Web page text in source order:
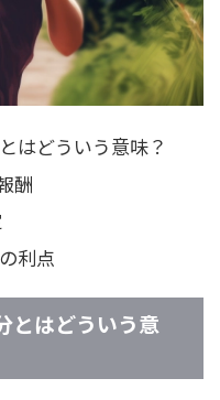
はどういう意味？
酬
利点
とはどういう意